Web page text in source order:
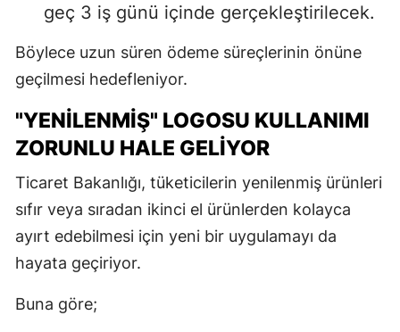
geç 3 iş günü içinde gerçekleştirilecek.
Böylece uzun süren ödeme süreçlerinin önüne
geçilmesi hedefleniyor.
"YENILENMIŞ" LOGOSU KULLANIMI
ZORUNLU HALE GELIYOR
Ticaret Bakanlığı, tüketicilerin yenilenmiş ürünleri
sıfır veya sıradan ikinci el ürünlerden kolayca
ayırt edebilmesi için yeni bir uygulamayı da
hayata geçiriyor.
Buna göre;